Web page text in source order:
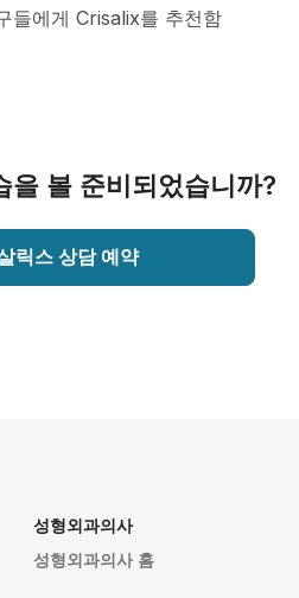
들에게 Crisalix를 추천함
을 볼 준비되었습니까?
릭스 상담 예약
성형외과의사
성형외과의사 홈